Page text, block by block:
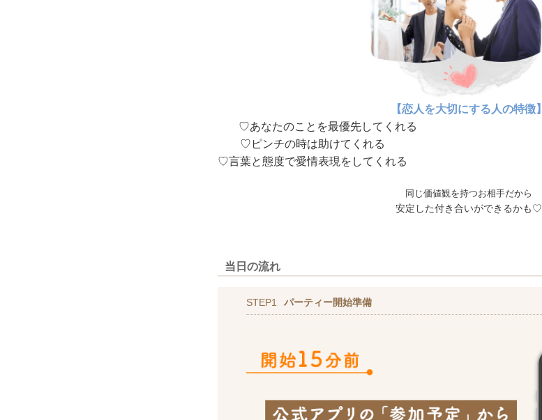
【恋人を大切にする人の特徴】
♡あなたのことを最優先してくれる
♡ピンチの時は助けてくれる
♡言葉と態度で愛情表現をしてくれる
同じ価値観を持つお相手だから
安定した付き合いができるかも♡
当日の流れ
STEP1 パーティー開始準備